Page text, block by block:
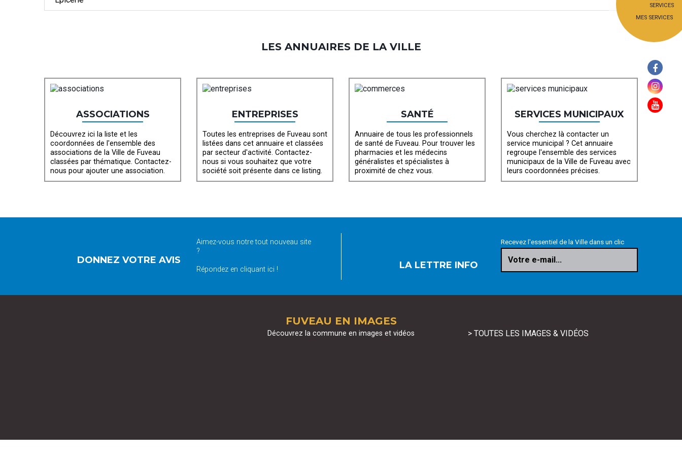
MES SERVICES
LES ANNUAIRES DE LA VILLE
ASSOCIATIONS
Découvrez ici la liste et les
coordonnées de l'ensemble des
associations de la Ville de Fuveau
classées par thématique. Contactez-
nous pour ajouter une association.
ENTREPRISES
Toutes les entreprises de Fuveau sont
listées dans cet annuaire et classées
par secteur d'activité. Contactez-
nous si vous souhaitez que votre
société soit présente dans ce listing.
SANTÉ
Annuaire de tous les professionnels
de santé de Fuveau. Pour trouver les
pharmacies et les médecins
généralistes et spécialistes à
proximité de chez vous.
SERVICES MUNICIPAUX
Vous cherchez là contacter un
service municipal ? Cet annuaire
regroupe l'ensemble des services
municipaux de la Ville de Fuveau avec
leurs coordonnées précises.
DONNEZ VOTRE AVIS
Aimez-vous notre tout nouveau site
?
Répondez en cliquant ici ! LA LETTRE INFO
Recevez l'essentiel de la Ville dans un clic
Votre e-mail...
FUVEAU EN IMAGES
Découvrez la commune en images et vidéos > TOUTES LES IMAGES & VIDÉOS